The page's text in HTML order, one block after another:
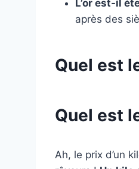
L’or est-il
après des
Quel est
Quel est
Ah, le prix d’un